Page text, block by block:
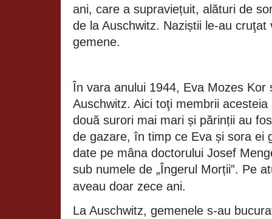
ani, care a supraviețuit, alături de
de la Auschwitz. Naziștii le-au
gemene.
În vara anului 1944, Eva Mozes Kor
Auschwitz. Aici toţi membrii
două surori mai mari și părinții au
de gazare, în timp ce Eva și sora ei
date pe mâna doctorului Josef
sub numele de „Îngerul Morții”. Pe
aveau doar zece ani.
La Auschwitz, gemenele s-au